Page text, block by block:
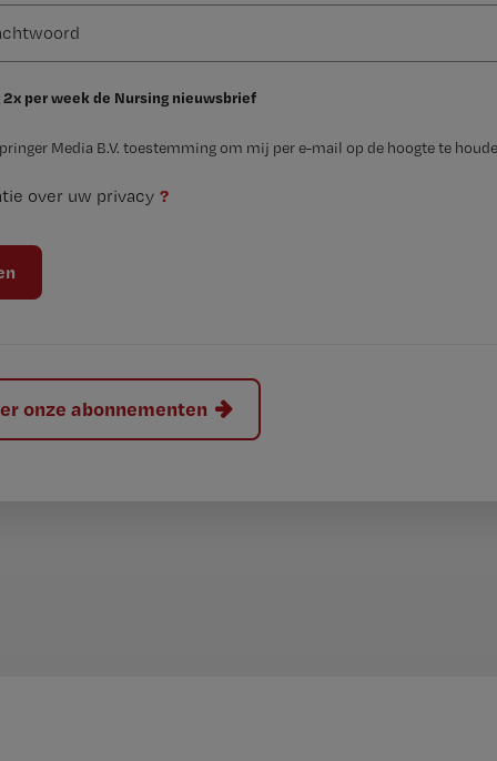
2x per week de Nursing nieuwsbrief
Media B.V. toestemming om mij per e-mail op de hoogte te
over uw privacy ?
onze abonnementen